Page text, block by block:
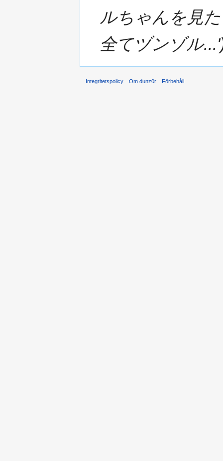
ルちゃんを見
全てヅンゾル
Integritetspolicy Om dunz0r Förbehåll